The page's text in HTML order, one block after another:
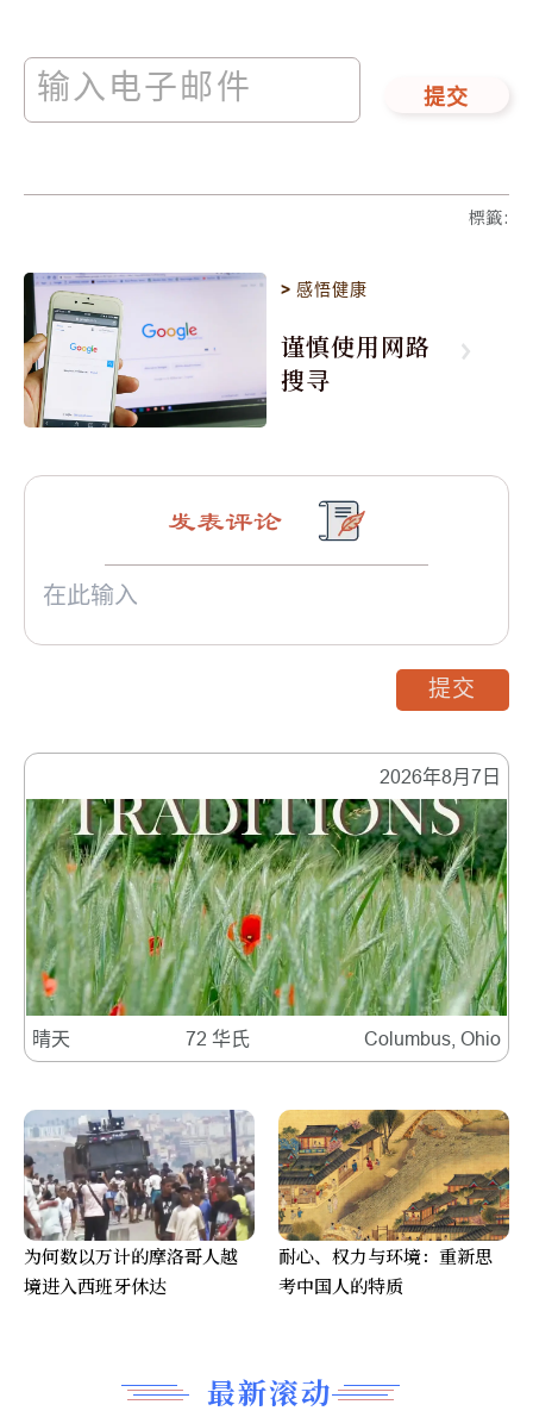
提交
標籤:
>感悟健康
谨慎使用网路
搜寻
2026年8月7日
晴天 72 华氏 Columbus, Ohio
最新滚动
发表评论
提交
为何数以万计的摩洛哥人越
境进入西班牙休达
耐心、权力与环境：重新思
考中国人的特质